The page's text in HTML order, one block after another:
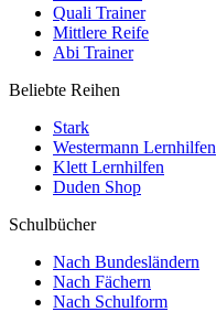
Quali Trainer
Mittlere Reife
Abi Trainer
Beliebte Reihen
Stark
Westermann Lernhilfen
Klett Lernhilfen
Duden Shop
Schulbücher
Nach Bundesländern
Nach Fächern
Nach Schulform